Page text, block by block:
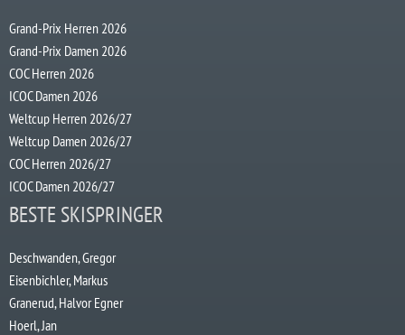
Grand-Prix Herren 2026
Grand-Prix Damen 2026
COC Herren 2026
ICOC Damen 2026
Weltcup Herren 2026/27
Weltcup Damen 2026/27
COC Herren 2026/27
ICOC Damen 2026/27
BESTE SKISPRINGER
Deschwanden, Gregor
Eisenbichler, Markus
Granerud, Halvor Egner
Hoerl, Jan